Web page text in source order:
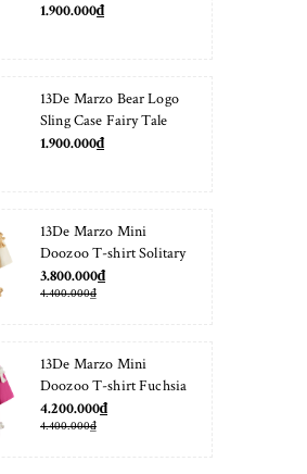
1.900.000₫
13De Marzo Bear Logo
Sling Case Fairy Tale
1.900.000₫
13De Marzo Mini
Doozoo T-shirt Solitary
Star
3.800.000₫
4.400.000₫
13De Marzo Mini
Doozoo T-shirt Fuchsia
Fedora
4.200.000₫
4.400.000₫